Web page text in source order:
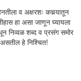
व अक्षरशः कचर्‍यातून
हा असा जाणून घ्यायला
निव्वळ शब्द व प्रसंग समोर
हे निश्चित!